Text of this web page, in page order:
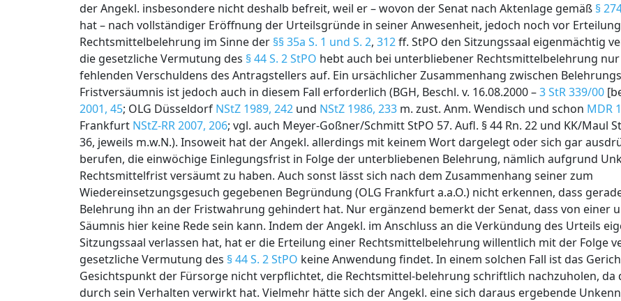
der Angekl. insbesondere nicht deshalb befreit, weil er – wovon der Senat nach Aktenlage gemäß §
hat – nach vollständiger Eröffnung der Urteilsgründe in seiner Anwesenheit, jedoch noch vor
Rechtsmittelbelehrung im Sinne der §§ 35a S. 1 und S. 2, 312ff. StPO den Sitzungssaal eigenmächtig
die gesetzliche Vermutung des § 44 S. 2 StPO hebt auch bei unterbliebener Rechtsmittelbelehrung
fehlenden Verschuldens des Antragstellers auf. Ein ursächlicher Zusammenhang zwischen
Fristversäumnis ist jedoch auch in diesem Fall erforderlich (BGH, Beschl. v. 16.08.2000 –3 StR 339/00
2001, 45; OLG Düsseldorf NStZ 1989, 242 und NStZ 1986, 233 m. zust. Anm. Wendisch und schon MDR
Frankfurt NStZ-RR 2007, 206; vgl. auch Meyer-Goßner/Schmitt StPO 57. Aufl. § 44 Rn. 22 und KK/Maul
36, jeweils m.w.N.). Insoweit hat der Angekl. allerdings mit keinem Wort dargelegt oder sich gar
berufen, die einwöchige Einlegungsfrist in Folge der unterbliebenen Belehrung, nämlich aufgrund
Rechtsmittelfrist versäumt zu haben. Auch sonst lässt sich nach dem Zusammenhang seiner zum
Wiedereinsetzungsgesuch gegebenen Begründung (OLG Frankfurt a.a.O.) nicht erkennen, dass
Belehrung ihn an der Fristwahrung gehindert hat. Nur ergänzend bemerkt der Senat, dass von einer
Säumnis hier keine Rede sein kann. Indem der Angekl. im Anschluss an die Verkündung des Urteils
Sitzungssaal verlassen hat, hat er die Erteilung einer Rechtsmittelbelehrung willentlich mit der Folge
gesetzliche Vermutung des § 44 S. 2 StPO keine Anwendung findet. In einem solchen Fall ist das
Gesichtspunkt der Fürsorge nicht verpflichtet, die Rechtsmittel-belehrung schriftlich nachzuholen, da
durch sein Verhalten verwirkt hat. Vielmehr hätte sich der Angekl. eine sich daraus ergebende